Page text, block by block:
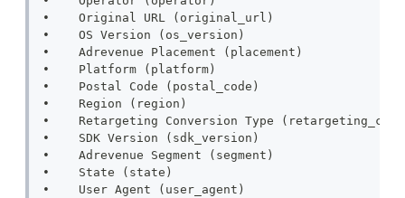
•    Original URL (original_url)
•    OS Version (os_version)
•    Adrevenue Placement (placement)
•    Platform (platform)
•    Postal Code (postal_code)
•    Region (region)
•    Retargeting Conversion Type
•    SDK Version (sdk_version)
•    Adrevenue Segment (segment)
•    State (state)
•    User Agent (user_agent)